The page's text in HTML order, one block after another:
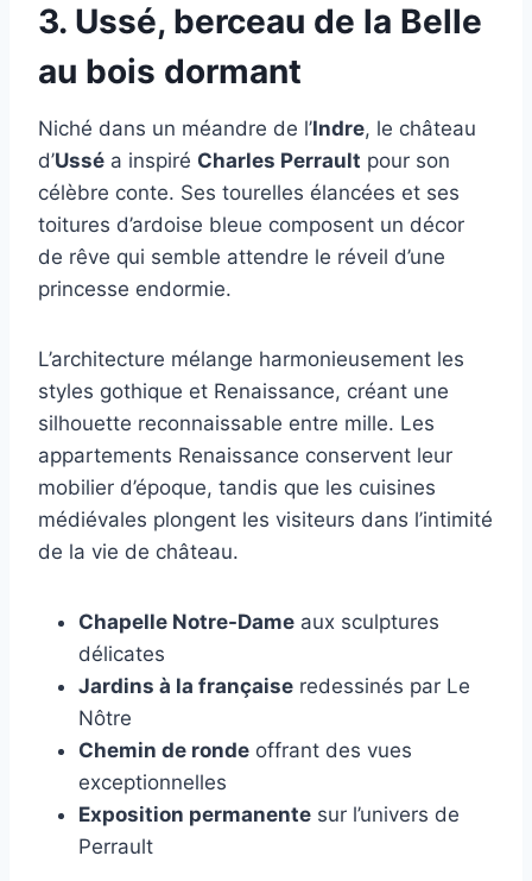
3. Ussé, berceau de la Belle
au bois dormant
Niché dans un méandre de l’Indre, le château
d’Ussé a inspiré Charles Perrault pour son
célèbre conte. Ses tourelles élancées et ses
toitures d’ardoise bleue composent un décor
de rêve qui semble attendre le réveil d’une
princesse endormie.
L’architecture mélange harmonieusement les
styles gothique et Renaissance, créant une
silhouette reconnaissable entre mille. Les
appartements Renaissance conservent leur
mobilier d’époque, tandis que les cuisines
médiévales plongent les visiteurs dans l’intimité
de la vie de château.
Chapelle Notre-Dame aux sculptures
délicates
Jardins à la française redessinés par Le
Nôtre
Chemin de ronde offrant des vues
exceptionnelles
Exposition permanente sur l’univers de
Perrault